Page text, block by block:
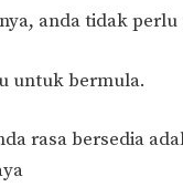
anda tidak
untuk bermula.
rasa bersedia